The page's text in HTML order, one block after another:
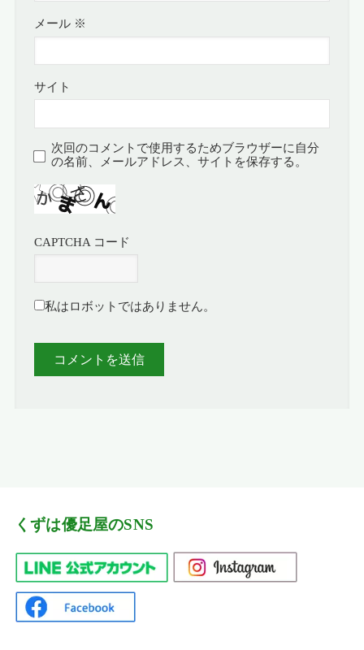
メール ※
サイト
次回のコメントで使用するためブラウザーに自分
の名前、メールアドレス、サイトを保存する。
CAPTCHA コード
私はロボットではありません。
くずは優足屋のSNS